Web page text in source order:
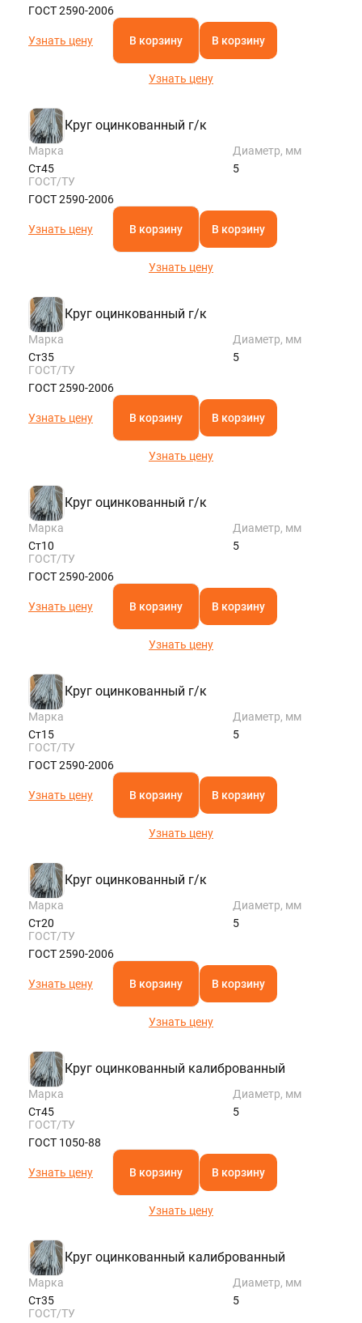
ГОСТ 2590-2006
Узнать цену В корзину В корзину
Узнать цену
Круг оцинкованный г/к
Марка
Ст45
Диаметр, мм
5
ГОСТ/ТУ
ГОСТ 2590-2006
Узнать цену В корзину В корзину
Узнать цену
Круг оцинкованный г/к
Марка
Ст35
Диаметр, мм
5
ГОСТ/ТУ
ГОСТ 2590-2006
Узнать цену В корзину В корзину
Узнать цену
Круг оцинкованный г/к
Марка
Ст10
Диаметр, мм
5
ГОСТ/ТУ
ГОСТ 2590-2006
Узнать цену В корзину В корзину
Узнать цену
Круг оцинкованный г/к
Марка
Ст15
Диаметр, мм
5
ГОСТ/ТУ
ГОСТ 2590-2006
Узнать цену В корзину В корзину
Узнать цену
Круг оцинкованный г/к
Марка
Ст20
Диаметр, мм
5
ГОСТ/ТУ
ГОСТ 2590-2006
Узнать цену В корзину В корзину
Узнать цену
Круг оцинкованный калиброванный
Марка
Ст45
Диаметр, мм
5
ГОСТ/ТУ
ГОСТ 1050-88
Узнать цену В корзину В корзину
Узнать цену
Круг оцинкованный калиброванный
Марка
Ст35
Диаметр, мм
5
ГОСТ/ТУ